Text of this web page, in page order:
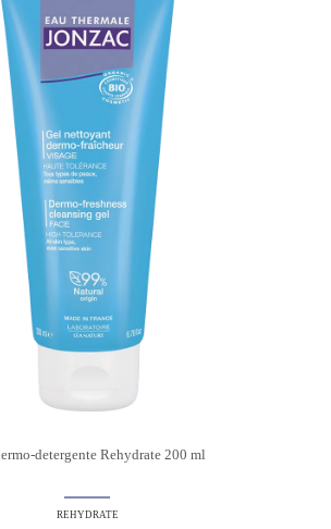
detergente Rehydrate 200 ml
REHYDRATE